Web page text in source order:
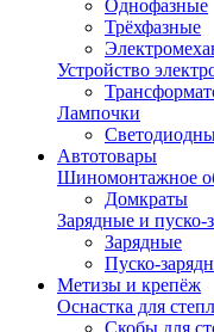
Однофазные
Трёхфазные
Устройство
Лампочки
Автотовары
Шиномонтажное
Домкраты
Зарядные и пуско-
Зарядные
Пуско-
Метизы и крепёж
Оснастка для
Скобы для